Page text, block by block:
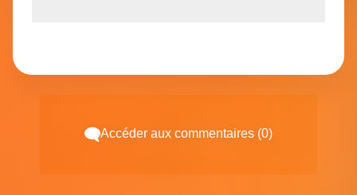
Accéder aux commentaires (0)